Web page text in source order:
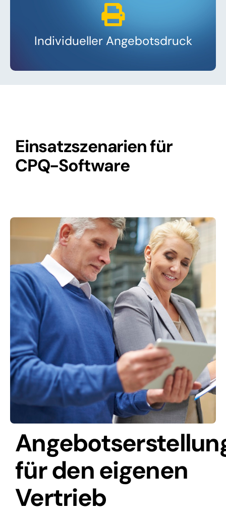
Individueller Angebotsdruck
Einsatzszenarien für
CPQ-Software
für den eigenen
Vertrieb